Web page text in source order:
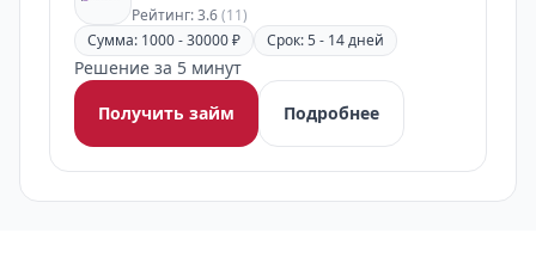
Рейтинг: 3.6(11)
Сумма: 1000 - 30000 ₽ Срок: 5 - 14 дней
Решение за 5 минут
Получить займ
Подробнее